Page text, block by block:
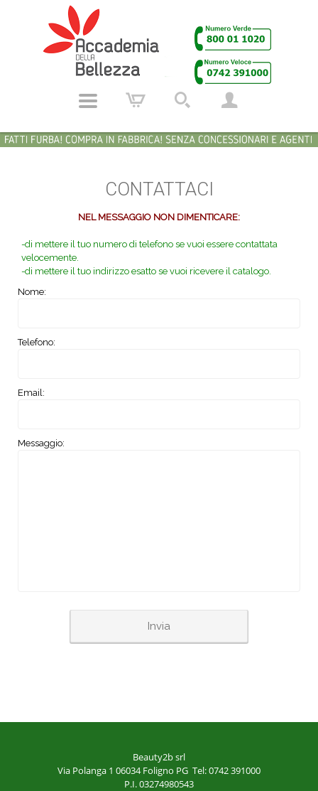
CONTATTACI
NEL MESSAGGIO NON DIMENTICARE:
-di mettere il tuo numero di telefono se vuoi essere contattata
velocemente.
-di mettere il tuo indirizzo esatto se vuoi ricevere il catalogo.
Nome:
Telefono:
Email:
Messaggio:
Beauty2b srl
Via Polanga 1 06034 Foligno PG Tel: 0742 391000
P.I. 03274980543